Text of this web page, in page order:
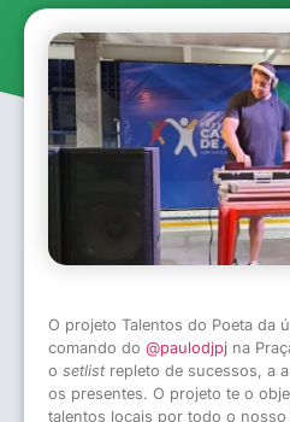
O projeto Talentos do Poeta da
comando do @paulodjpj na
o setlist repleto de sucessos, a
os presentes. O projeto te o
talentos locais por todo o